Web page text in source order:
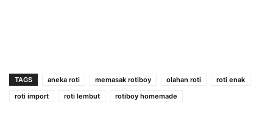
TAGS aneka roti memasak rotiboy olahan roti
roti enak
roti import
roti lembut rotiboy homemade